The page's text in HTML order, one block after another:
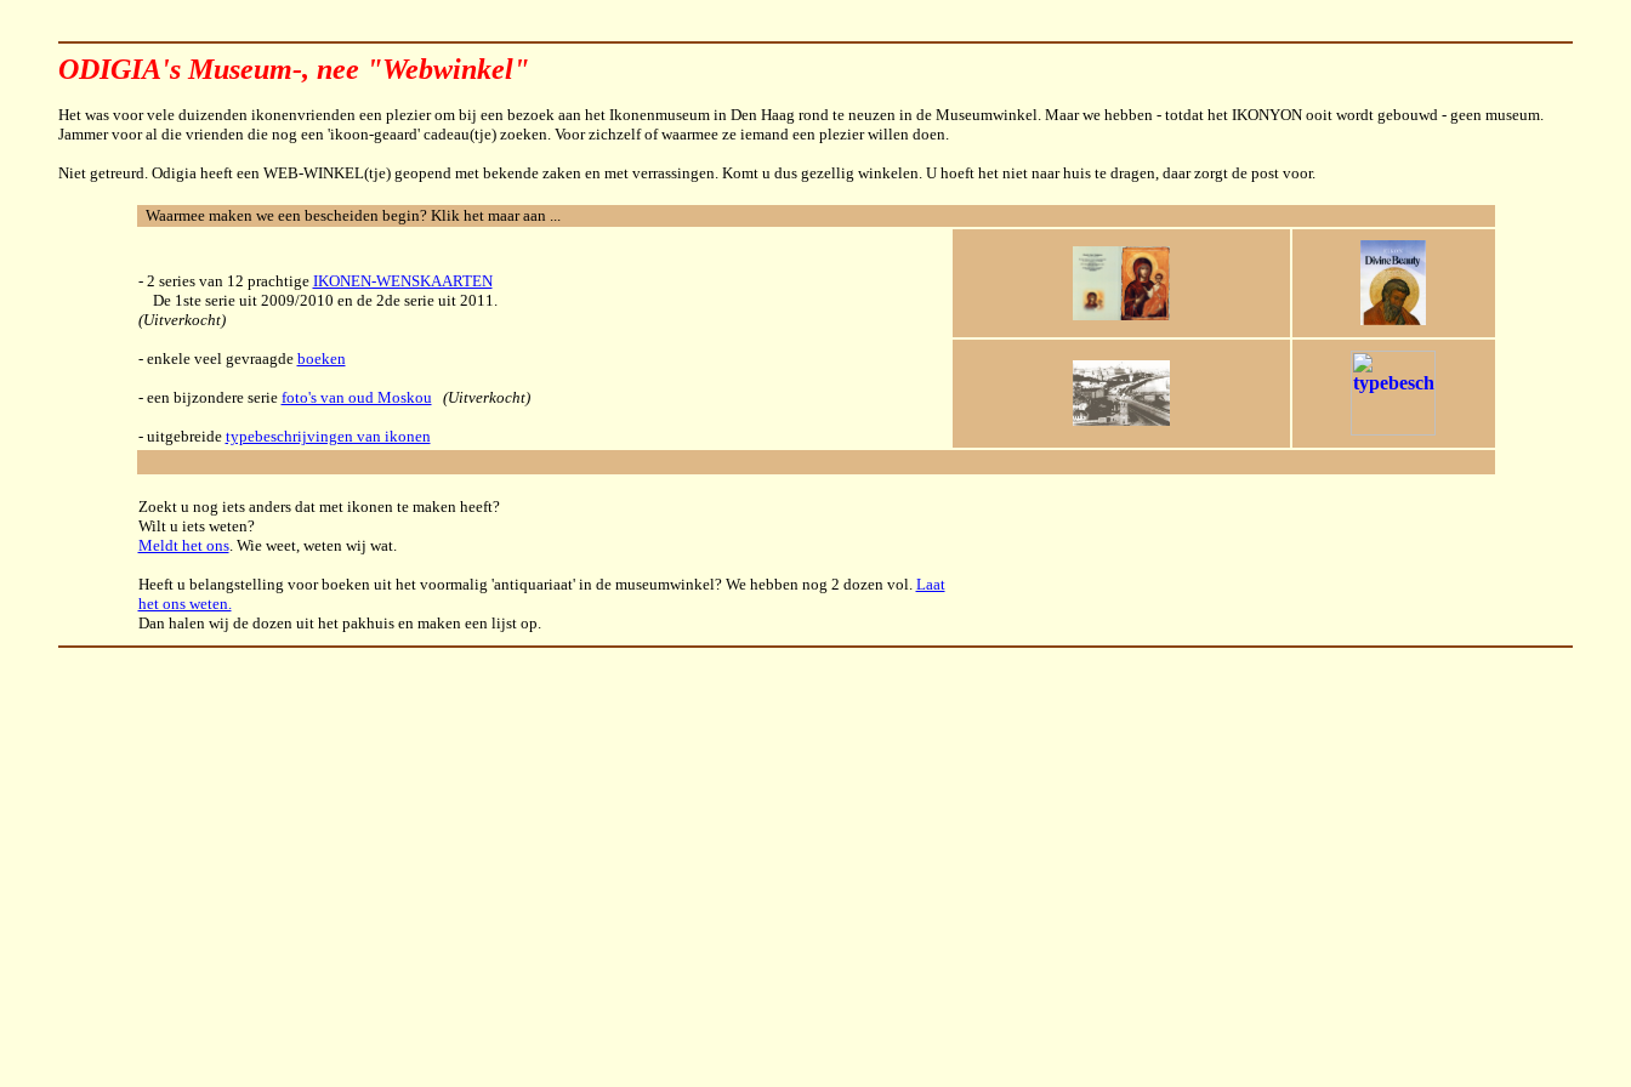
ODIGIA's Museum-, nee "Webwinkel"
Het was voor vele duizenden ikonenvrienden een plezier om bij een bezoek aan het Ikonenmuseum in Den Haag rond te neuzen in de Museumwinkel. Maar we hebben - totdat het IKONYON ooit wordt gebouwd - geen museum.
Jammer voor al die vrienden die nog een 'ikoon-geaard' cadeau(tje) zoeken. Voor zichzelf of waarmee ze iemand een plezier willen doen.
Niet getreurd. Odigia heeft een WEB-WINKEL(tje) geopend met bekende zaken en met verrassingen. Komt u dus gezellig winkelen. U hoeft het niet naar huis te dragen, daar zorgt de post voor.
Waarmee maken we een bescheiden begin? Klik het maar aan ...
- 2 series van 12 prachtige IKONEN-WENSKAARTEN
De 1ste serie uit 2009/2010 en de 2de serie uit 2011.
(Uitverkocht)
- enkele veel gevraagde boeken
- een bijzondere serie foto's van oud Moskou (Uitverkocht)
- uitgebreide typebeschrijvingen van ikonen
Zoekt u nog iets anders dat met ikonen te maken heeft?
Wilt u iets weten?
Meldt het ons. Wie weet, weten wij wat.
Heeft u belangstelling voor boeken uit het voormalig 'antiquariaat' in de museumwinkel? We hebben nog 2 dozen vol. Laat
het ons weten.
Dan halen wij de dozen uit het pakhuis en maken een lijst op.